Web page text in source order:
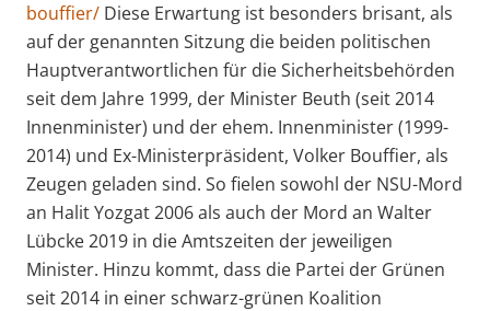
bouffier/ Diese Erwartung ist besonders brisant, als
auf der genannten Sitzung die beiden politischen
Hauptverantwortlichen für die Sicherheitsbehörden
seit dem Jahre 1999, der Minister Beuth (seit 2014
Innenminister) und der ehem. Innenminister (1999-
2014) und Ex-Ministerpräsident, Volker Bouffier, als
Zeugen geladen sind. So fielen sowohl der NSU-Mord
an Halit Yozgat 2006 als auch der Mord an Walter
Lübcke 2019 in die Amtszeiten der jeweiligen
Minister. Hinzu kommt, dass die Partei der Grünen
seit 2014 in einer schwarz-grünen Koalition